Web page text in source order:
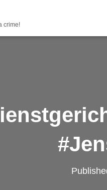
crime!